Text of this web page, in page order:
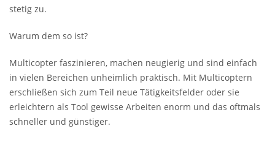
stetig zu.
Warum dem so ist?
Multicopter faszinieren, machen neugierig und sind einfach
in vielen Bereichen unheimlich praktisch. Mit Multicoptern
erschließen sich zum Teil neue Tätigkeitsfelder oder sie
erleichtern als Tool gewisse Arbeiten enorm und das oftmals
schneller und günstiger.